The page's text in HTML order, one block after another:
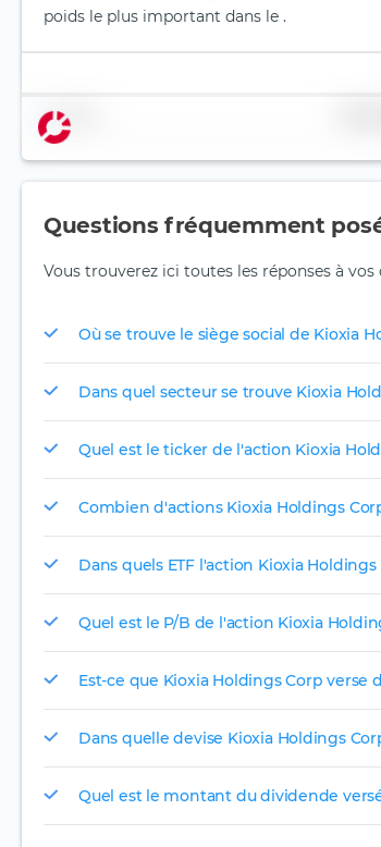
poids le plus important dans le .
Nom
Questions fréquemment
Vous trouverez ici toutes les réponses à
Où se trouve le siège social de Kioxia
Dans quel secteur se trouve Kioxia
Quel est le ticker de l'action Kioxia
Combien d'actions Kioxia Holdings
Dans quels ETF l'action Kioxia
Quel est le P/B de l'action Kioxia
Est-ce que Kioxia Holdings Corp verse
Dans quelle devise Kioxia Holdings
Quel est le montant du dividende